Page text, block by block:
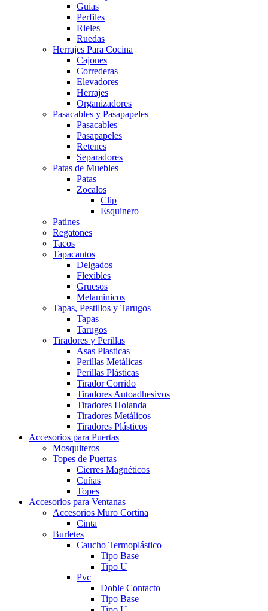
Guias
Perfiles
Rieles
Ruedas
Herrajes Para Cocina
Cajones
Correderas
Elevadores
Herrajes
Organizadores
Pasacables y Pasapapeles
Pasacables
Pasapapeles
Retenes
Separadores
Patas de Muebles
Patas
Zocalos
Clip
Esquinero
Patines
Regatones
Tacos
Tapacantos
Delgados
Flexibles
Gruesos
Melaminicos
Tapas, Pestillos y Tarugos
Tapas
Tarugos
Tiradores y Perillas
Asas Plasticas
Perillas Metálicas
Perillas Plásticas
Tirador Corrido
Tiradores Autoadhesivos
Tiradores Holanda
Tiradores Metálicos
Tiradores Plásticos
Accesorios para Puertas
Mosquiteros
Topes de Puertas
Cierres Magnéticos
Cuñas
Topes
Accesorios para Ventanas
Accesorios Muro Cortina
Cinta
Burletes
Caucho Termoplástico
Tipo Base
Tipo U
Pvc
Doble Contacto
Tipo Base